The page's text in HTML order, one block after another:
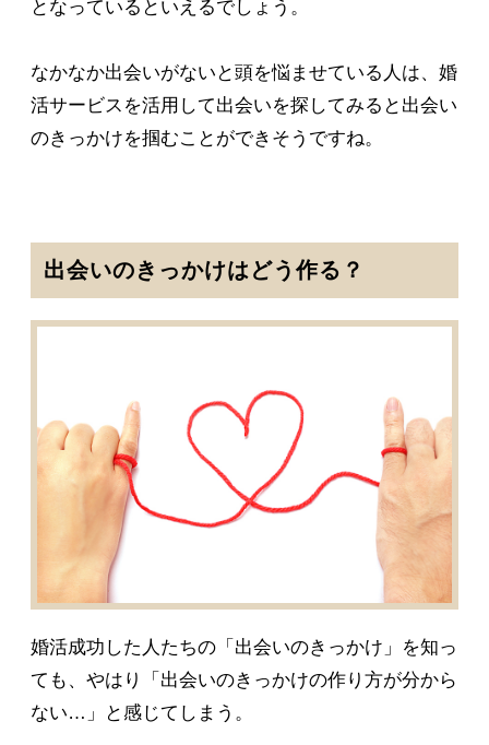
となっているといえるでしょう。
なかなか出会いがないと頭を悩ませている人は、婚
活サービスを活用して出会いを探してみると出会い
のきっかけを掴むことができそうですね。
出会いのきっかけはどう作る？
婚活成功した人たちの「出会いのきっかけ」を知っ
ても、やはり「出会いのきっかけの作り方が分から
ない…」と感じてしまう。